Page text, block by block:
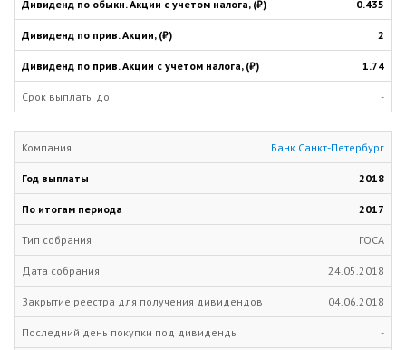
0.435
2
1.74
-
Банк Санкт-Петербург
2018
2017
ГОСА
24.05.2018
04.06.2018
-